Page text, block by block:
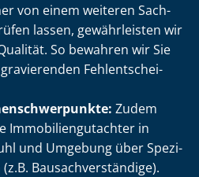
von einem weiteren Sach­
lassen, gewährleisten wir
So bewahren wir Sie
Fehl­ent­schei­
Zudem
Im­mo­bi­li­en­gut­ach­ter in
und Umgebung über Spe­zi­
Bau­sach­ver­stän­di­ge).